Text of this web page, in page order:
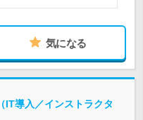
気になる
IT導入／インストラクタ